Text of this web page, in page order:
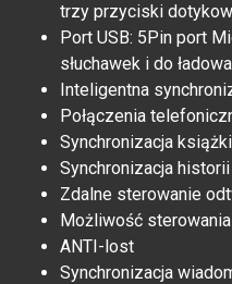
trzy przyciski
Port USB: 5Pin port
słuchawek i do
Inteligentna
Połączenia
Synchronizacja
Synchronizacja
Zdalne sterowanie
Możliwość
ANTI-lost
Synchronizacja